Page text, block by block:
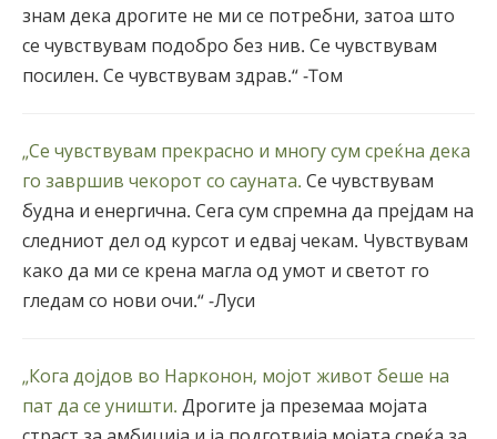
знам дека дрогите не ми се потребни, затоа што
се чувствувам подобро без нив. Се чувствувам
посилен. Се чувствувам здрав.“ -Tом
„Се чувствувам прекрасно и многу сум среќна дека
го завршив чекорот со сауната. Се чувствувам
будна и енергична. Сега сум спремна да прејдам на
следниот дел од курсот и едвај чекам. Чувствувам
како да ми се крена магла од умот и светот го
гледам со нови очи.“ -Луси
„Кога дојдов во Нарконон, мојот живот беше на
пат да се уништи. Дрогите ја преземаа мојата